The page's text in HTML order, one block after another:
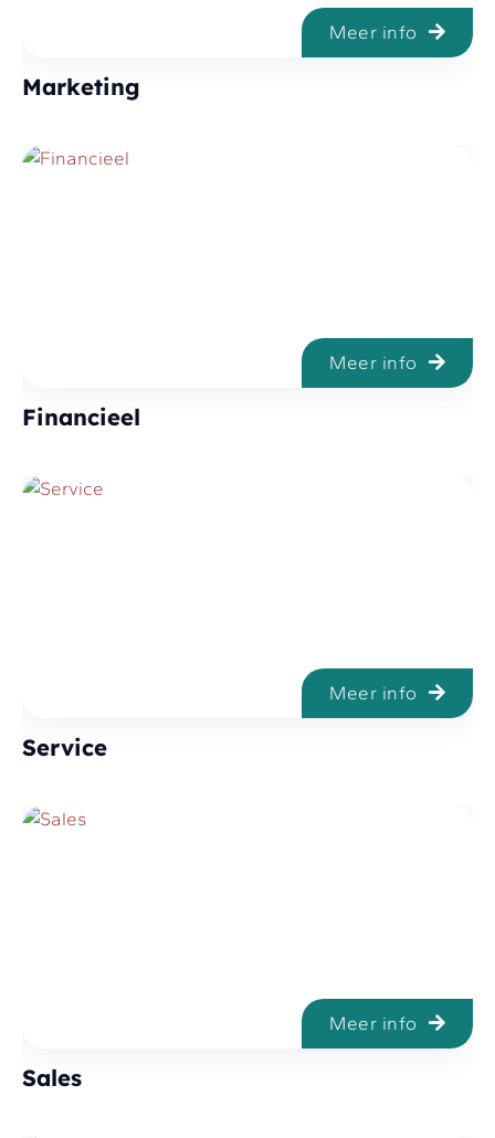
Meer info
Marketing
Meer info
Financieel
Meer info
Service
Meer info
Sales